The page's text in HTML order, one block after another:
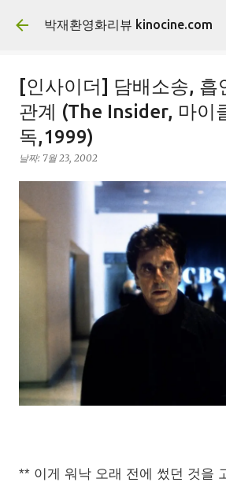
기본 콘텐츠
박재환영화리뷰 kinocine.com
[인사이더] 담배소송, 흡
관계 (The Insider, 마이
독,1999)
날짜: 7월 23, 2002
** 이게 워낙 오래 전에 썼던 것을